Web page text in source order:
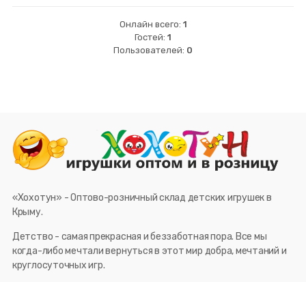
Онлайн всего: 1
Гостей: 1
Пользователей: 0
«Хохотун» - Оптово-розничный склад детских игрушек в
Крыму.
Детство - самая прекрасная и беззаботная пора. Все мы
когда-либо мечтали вернуться в этот мир добра, мечтаний и
круглосуточных игр.